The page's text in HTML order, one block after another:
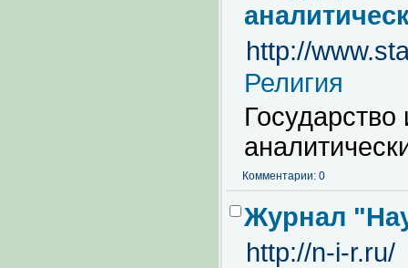
http://
Религия
Комментарии: 0
Журнал
http://n-i-r.ru/